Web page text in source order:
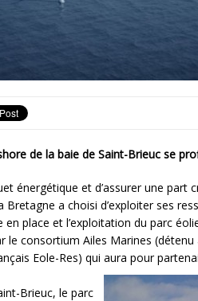
de la baie de Saint-Brieuc se
énergétique et d’assurer une part
a choisi d’exploiter ses
en place et l’exploitation du parc
le consortium Ailes Marines (détenu
Eole-Res) qui aura pour
Brieuc, le parc